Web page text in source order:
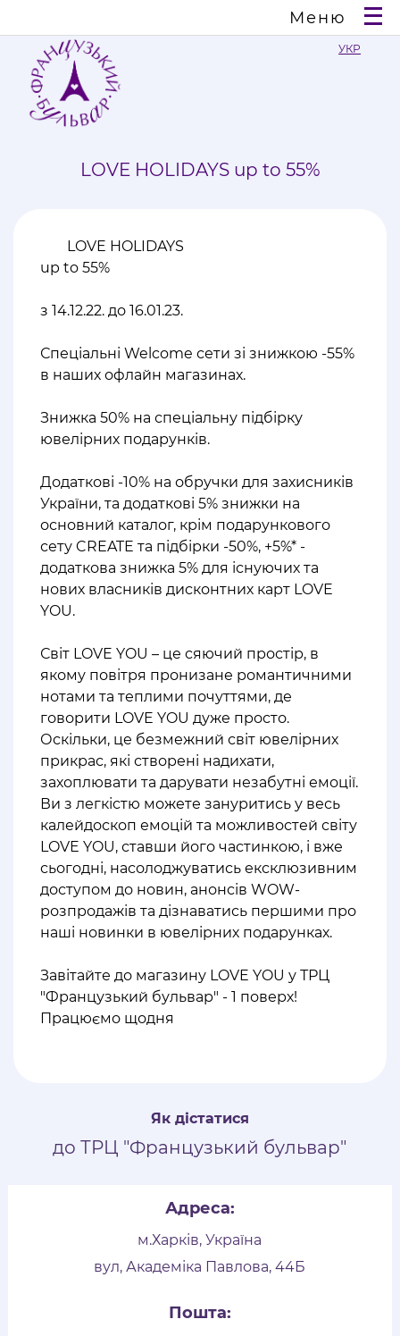
Меню
УКР
LOVE HOLIDAYS up to 55%
LOVE HOLIDAYS
up to 55%
з 14.12.22. до 16.01.23.
Спеціальні Welcome сети зі знижкою -55%
в наших офлайн магазинах.
Знижка 50% на спеціальну підбірку
ювелірних подарунків.
Додаткові -10% на обручки для захисників
України, та додаткові 5% знижки на
основний каталог, крім подарункового
сету CREATE та підбірки -50%, +5%* -
додаткова знижка 5% для існуючих та
нових власників дисконтних карт LOVE
YOU.
Світ LOVE YOU – це сяючий простір, в
якому повітря пронизане романтичними
нотами та теплими почуттями, де
говорити LOVE YOU дуже просто.
Оскільки, це безмежний світ ювелірних
прикрас, які створені надихати,
захоплювати та дарувати незабутні емоції.
Ви з легкістю можете зануритись у весь
калейдоскоп емоцій та можливостей світу
LOVE YOU, ставши його частинкою, і вже
сьогодні, насолоджуватись ексклюзивним
доступом до новин, анонсів WOW-
розпродажів та дізнаватись першими про
наші новинки в ювелірних подарунках.
Завітайте до магазину LOVE YOU у ТРЦ
"Французький бульвар" - 1 поверх!
Працюємо щодня
Як дістатися
до ТРЦ "Французький бульвар"
Адреса:
м.Харків, Україна
вул, Академіка Павлова, 44Б
Пошта: